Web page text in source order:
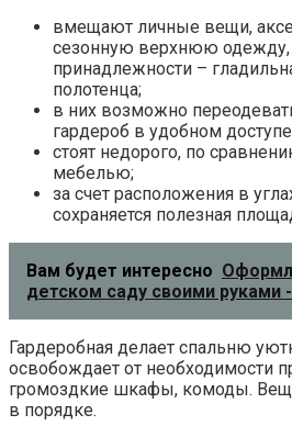
вмещают личные вещи,
сезонную верхнюю одежду,
принадлежности –
полотенца;
в них возможно
гардероб в удобном
стоят недорого, по
мебелью;
за счет расположения в
сохраняется полезная
Вам будет интересно
детском саду своими руками
Гардеробная делает спальню
освобождает от необходимости
громоздкие шкафы, комоды.
в порядке.